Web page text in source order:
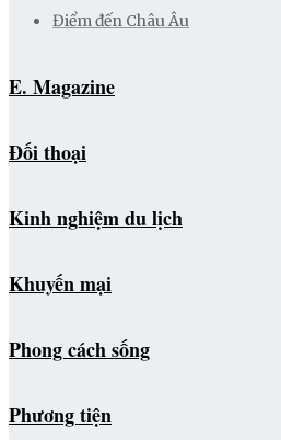
Điểm đến Châu Âu
E. Magazine
Đối thoại
Kinh nghiệm du lịch
Khuyến mại
Phong cách sống
Phương tiện